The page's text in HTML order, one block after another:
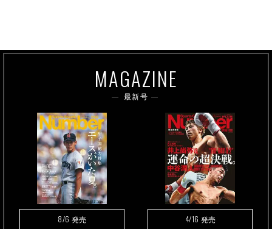
MAGAZINE
最新号
8/6 発売 4/16 発売